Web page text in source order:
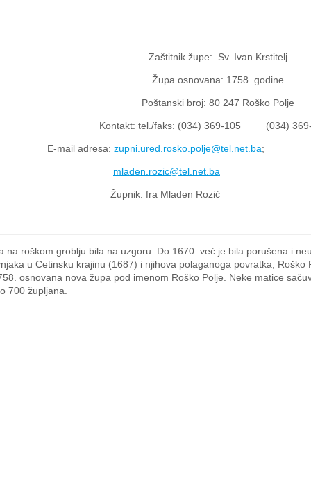
Zaštitnik župe: Sv. Ivan Krstitelj
Župa osnovana: 1758. godine
Poštanski broj: 80 247 Roško Polje
Kontakt: tel./faks: (034) 369-105 (034)
E-mail adresa: zupni.ured.rosko.polje@tel.net.ba;
mladen.rozic@tel.net.ba
Župnik: fra Mladen Rozić
groblju bila na uzgoru. Do 1670. već je bila porušena i
u Cetinsku krajinu (1687) i njihova polaganoga povratka,
osnovana nova župa pod imenom Roško Polje. Neke matice
700 župljana.